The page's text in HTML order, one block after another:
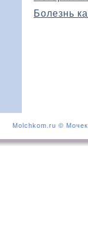
Болезнь
Molchkom.ru ©